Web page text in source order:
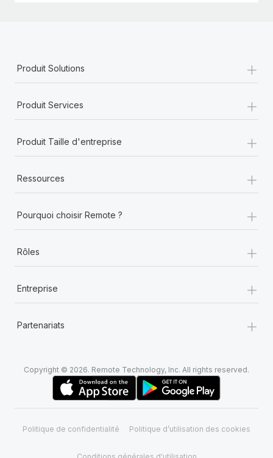
Produit Solutions +
Produit Services +
Produit Taille d'entreprise +
Ressources +
Pourquoi choisir Remote ? +
Rôles +
Entreprise +
Partenariats +
Copyright © 2026. Remote Technology, Inc. All rights reserved.
Politique de confidentialité Politique d’utilisation des cookies